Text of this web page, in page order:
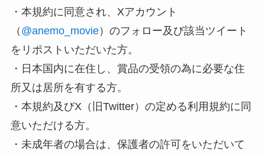
・本規約に同意され、Xアカウント
（ @anemo_movie）のフォロー及び該当ツイート
をリポストいただいた方。
・日本国内に在住し、賞品の受領の為に必要な住
所又は居所を有する方。
・本規約及びX（旧Twitter）の定める利用規約に同
意いただける方。
・未成年者の場合は、保護者の許可をいただいて